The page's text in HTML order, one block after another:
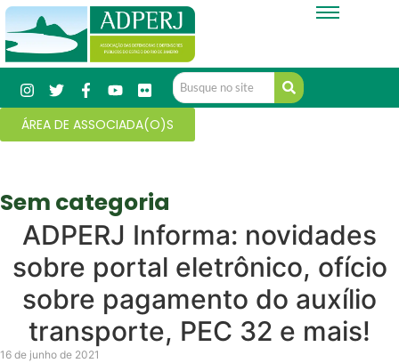
ÁREA DE ASSOCIADA(O)S
Sem categoria
ADPERJ Informa: novidades
sobre portal eletrônico, ofício
sobre pagamento do auxílio
transporte, PEC 32 e mais!
16 de junho de 2021